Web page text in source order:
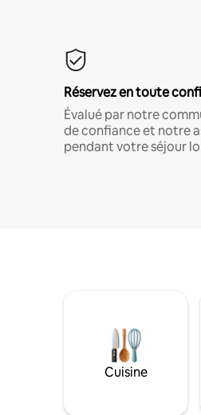
Réservez en toute
Évalué par notre
de confiance et notre
pendant votre séjour
Cuisine